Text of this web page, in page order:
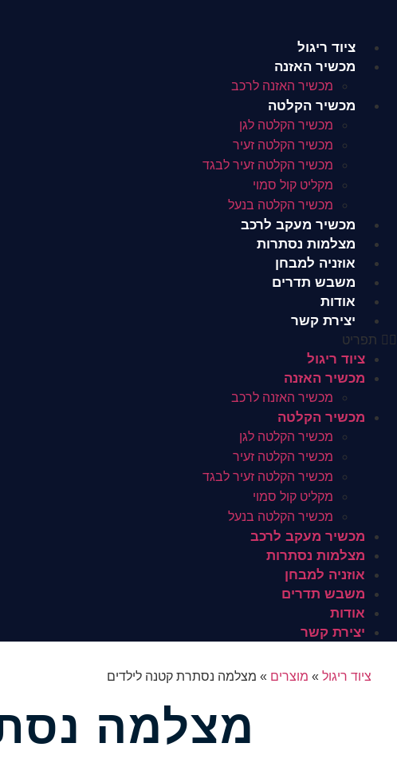
ציוד ריגול
מכשיר האזנה
מכשיר האזנה לרכב
מכשיר הקלטה
מכשיר הקלטה לגן
מכשיר הקלטה זעיר
מכשיר הקלטה זעיר לבגד
מקליט קול סמוי
מכשיר הקלטה בנעל
מכשיר מעקב לרכב
מצלמות נסתרות
אוזניה למבחן
משבש תדרים
אודות
יצירת קשר
תפריט
ציוד ריגול
מכשיר האזנה
מכשיר האזנה לרכב
מכשיר הקלטה
מכשיר הקלטה לגן
מכשיר הקלטה זעיר
מכשיר הקלטה זעיר לבגד
מקליט קול סמוי
מכשיר הקלטה בנעל
מכשיר מעקב לרכב
מצלמות נסתרות
אוזניה למבחן
משבש תדרים
אודות
יצירת קשר
ציוד ריגול » מוצרים » מצלמה נסתרת קטנה לילדים
מצלמה